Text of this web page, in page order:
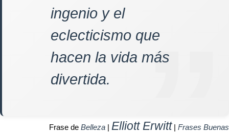
ingenio y el
eclecticismo que
hacen la vida más
divertida.
Frase de Belleza | Elliott Erwitt| Frases Buenas